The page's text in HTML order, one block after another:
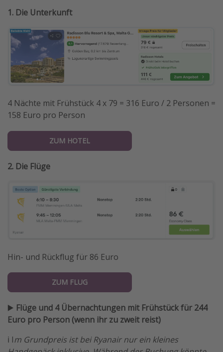
1. Die Unterkunft
4 Nächte mit Frühstück 4 x 79 = 316 Euro / 2 Personen =
158 Euro pro Person
ZUM HOTEL
2. Die Flüge
Hin- und Rückflug für 86 Euro
ZUM FLUG
▶️ Flüge und 4 Übernachtungen mit Frühstück für 244
Euro pro Person (wenn ihr zu zweit reist)
ℹ️ Im Grundpreis ist bei Ryanair nur ein kleines